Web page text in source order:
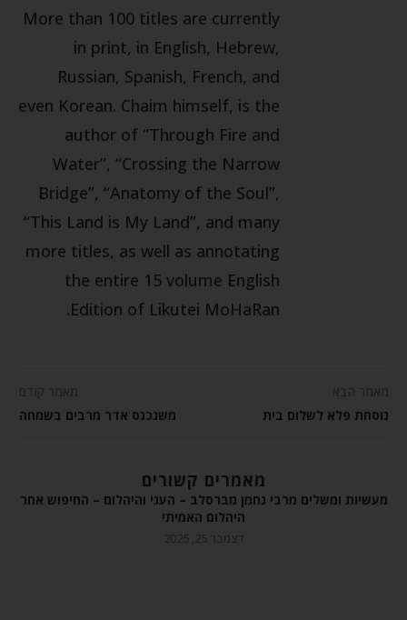
More than 100 titles are currently
in print, in English, Hebrew,
Russian, Spanish, French, and
even Korean. Chaim himself, is the
author of “Through Fire and
Water”, “Crossing the Narrow
Bridge”, “Anatomy of the Soul”,
“This Land is My Land”, and many
more titles, as well as annotating
the entire 15 volume English
Edition of Likutei MoHaRan.
מאמר הבא
נוסחת פלא לשלום בית
מאמר קודם
משנכנס אדר מרבים בשמחה
מאמרים קשורים
מעשיות ומשלים מרבי נחמן מברסלב – העני והיהלום – החיפוש אחר
היהלום האמיתי
דצמבר 25, 2025